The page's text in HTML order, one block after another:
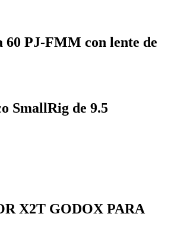
60 PJ-FMM con lente de
SmallRig de 9.5
X2T GODOX PARA